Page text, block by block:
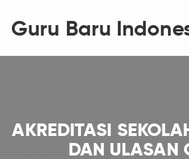
Guru Baru
AKREDITASI
DAN ULASAN